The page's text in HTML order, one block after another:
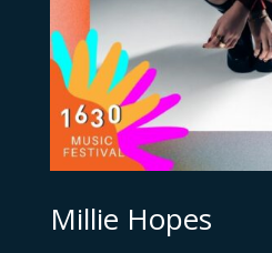
Millie Hopes